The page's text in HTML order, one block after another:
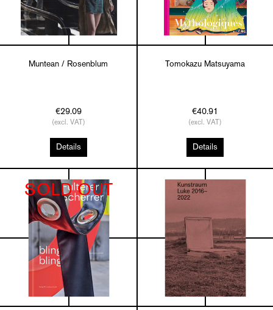
Muntean / Rosenblum
€29.09
(excl. VAT)
Details
Tomokazu Matsuyama
€40.91
(excl. VAT)
Details
SOLD OUT